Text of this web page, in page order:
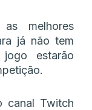
melhores
já não tem
estarão
canal Twitch